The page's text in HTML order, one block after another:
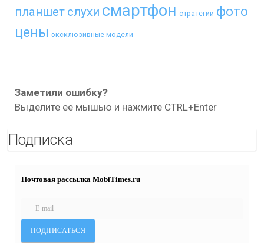
планшет слухи смартфон стратегии фото
цены эксклюзивные модели
Заметили ошибку?
Выделите ее мышью и нажмите CTRL+Enter
Подписка
Почтовая рассылка MobiTimes.ru